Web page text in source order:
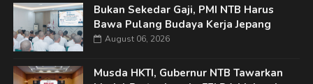
Bukan Sekedar Gaji, PMI NTB Harus
Bawa Pulang Budaya Kerja Jepang
August 06, 2026
Musda HKTI, Gubernur NTB Tawarkan